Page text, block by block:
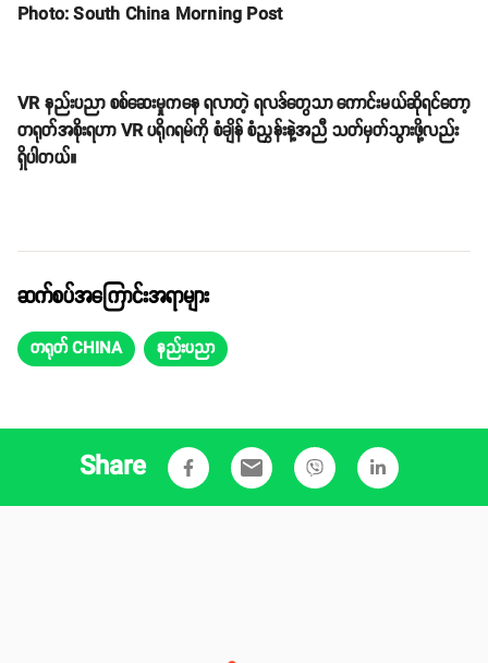
Photo: South China Morning Post
VR နည်းပညာ စစ်ဆေးမှုကနေ ရလာတဲ့ ရလဒ်တွေသာ ကောင်းမယ်ဆိုရင်တော့
တရုတ်အစိုးရဟာ VR ပရိုဂရမ်ကို စံချိန် စံညွှန်းနဲ့အညီ သတ်မှတ်သွားဖို့လည်း
ရှိပါတယ်။
ဆက်စပ်အကြောင်းအရာများ
တရုတ် CHINA နည်းပညာ
Share email